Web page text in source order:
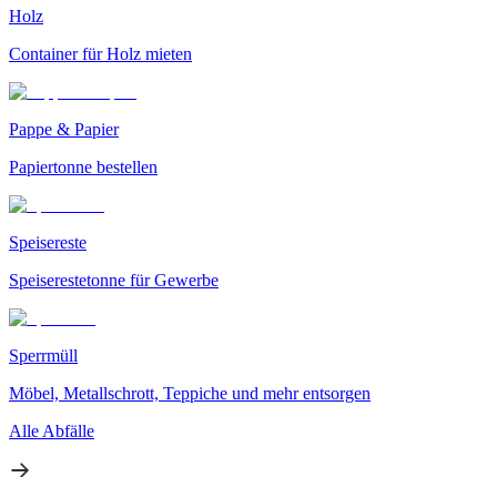
Holz
Container für Holz mieten
Pappe & Papier
Papiertonne bestellen
Speisereste
Speiserestetonne für Gewerbe
Sperrmüll
Möbel, Metallschrott, Teppiche und mehr entsorgen
Alle Abfälle